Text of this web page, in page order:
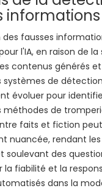
fausses
l'IA, en raison de
contenus générés
systèmes de
évoluer pour
méthodes de
faits et fiction
nuancée, rendant les
soulevant des
la fiabilité et la
dans la